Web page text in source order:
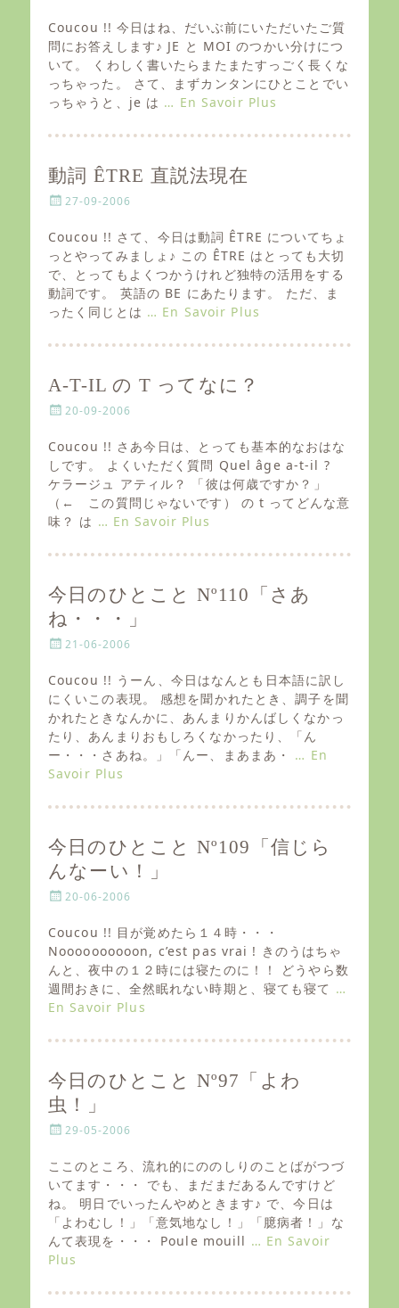
s
t
e
d
o
n
Coucou !! 今日はね、だいぶ前にいただいたご質
問にお答えします♪ JE と MOI のつかい分けにつ
いて。 くわしく書いたらまたまたすっごく長くな
っちゃった。 さて、まずカンタンにひとことでい
っちゃうと、je は … En Savoir Plus
動詞 ÊTRE 直説法現在
P
s
e
d
o
n
27-09-2006
Coucou !! さて、今日は動詞 ÊTRE についてちょ
っとやってみましょ♪ この ÊTRE はとっても大切
で、とってもよくつかうけれど独特の活用をする
動詞です。 英語の BE にあたります。 ただ、ま
ったく同じとは … En Savoir Plus
A-T-IL の T ってなに？
P
s
t
e
d
n
20-09-2006
Coucou !! さあ今日は、とっても基本的なおはな
しです。 よくいただく質問 Quel âge a-t-il ?
ケラージュ アティル？ 「彼は何歳ですか？」
（← この質問じゃないです） の t ってどんな意
味？ は … En Savoir Plus
今日のひとこと Nº110「さあ
ね・・・」
P
s
t
e
d
o
n
21-06-2006
Coucou !! うーん、今日はなんとも日本語に訳し
にくいこの表現。 感想を聞かれたとき、調子を聞
かれたときなんかに、あんまりかんばしくなかっ
たり、あんまりおもしろくなかったり、「ん
ー・・・さあね。」「んー、まあまあ・ … En
Savoir Plus
今日のひとこと Nº109「信じら
んなーい！」
P
s
t
e
d
o
n
20-06-2006
Coucou !! 目が覚めたら１４時・・・
Noooooooooon, c’est pas vrai ! きのうはちゃ
んと、夜中の１２時には寝たのに！！ どうやら数
週間おきに、全然眠れない時期と、寝ても寝て …
En Savoir Plus
今日のひとこと Nº97「よわ
虫！」
P
s
e
d
n
29-05-2006
ここのところ、流れ的にののしりのことばがつづ
いてます・・・ でも、まだまだあるんですけど
ね。 明日でいったんやめときます♪ で、今日は
「よわむし！」「意気地なし！」「臆病者！」な
んて表現を・・・ Poule mouill … En Savoir
Plus